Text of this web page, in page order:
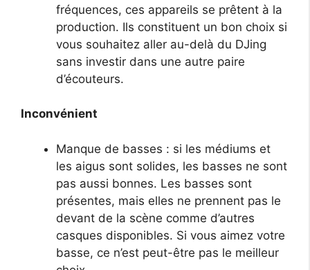
fréquences, ces appareils se prêtent à la
production. Ils constituent un bon choix si
vous souhaitez aller au-delà du DJing
sans investir dans une autre paire
d’écouteurs.
Inconvénient
Manque de basses : si les médiums et
les aigus sont solides, les basses ne sont
pas aussi bonnes. Les basses sont
présentes, mais elles ne prennent pas le
devant de la scène comme d’autres
casques disponibles. Si vous aimez votre
basse, ce n’est peut-être pas le meilleur